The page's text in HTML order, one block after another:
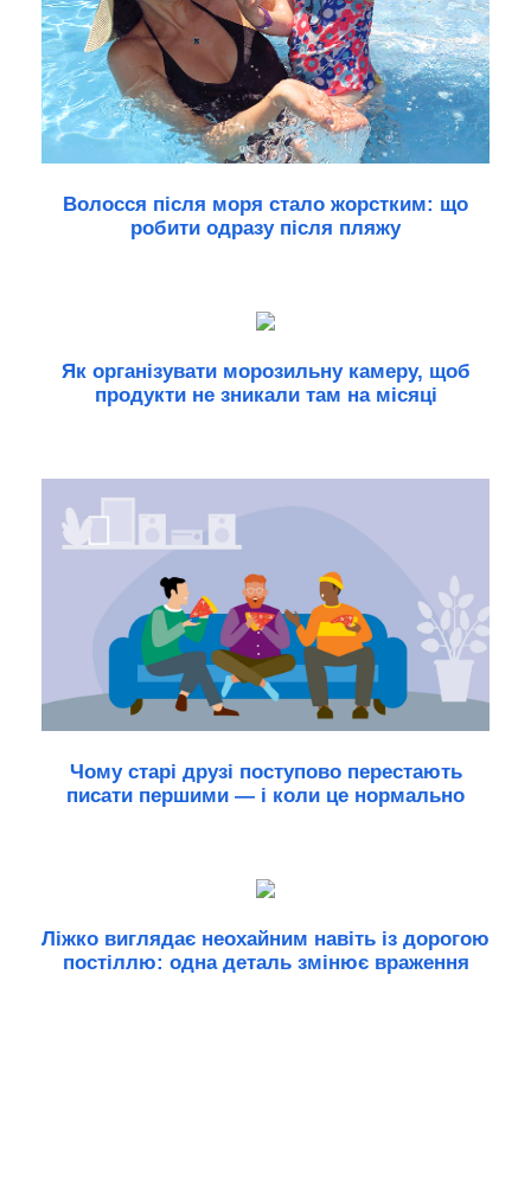
Волосся після моря стало жорстким: що
робити одразу після пляжу
Як організувати морозильну камеру, щоб
продукти не зникали там на місяці
Чому старі друзі поступово перестають
писати першими — і коли це нормально
Ліжко виглядає неохайним навіть із дорогою
постіллю: одна деталь змінює враження